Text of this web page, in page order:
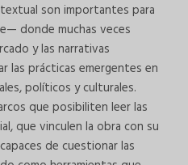
son importantes para
donde muchas veces
y las narrativas
las prácticas emergentes en
políticos y culturales.
que posibiliten leer las
que vinculen la obra con su
de cuestionar las